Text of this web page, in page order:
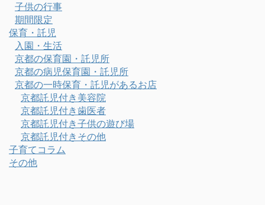
子供の行事
期間限定
保育・託児
入園・生活
京都の保育園・託児所
京都の病児保育園・託児所
京都の一時保育・託児があるお店
京都託児付き美容院
京都託児付き歯医者
京都託児付き子供の遊び場
京都託児付きその他
子育てコラム
その他